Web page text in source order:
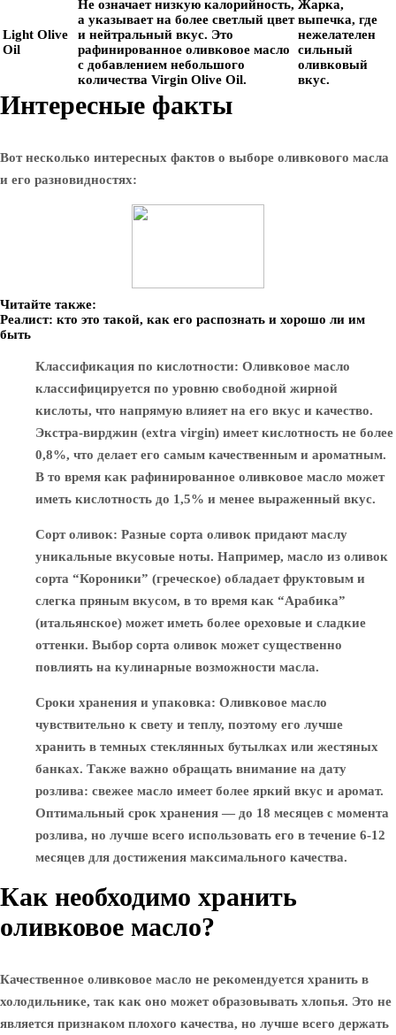
Light Olive
Oil
Не означает низкую калорийность,
а указывает на более светлый цвет
и нейтральный вкус. Это
рафинированное оливковое масло
с добавлением небольшого
количества Virgin Olive Oil.
Жарка,
выпечка, где
нежелателен
сильный
оливковый
вкус.
Интересные факты
Вот несколько интересных фактов о выборе оливкового масла
и его разновидностях:
Читайте также:
Реалист: кто это такой, как его распознать и хорошо ли им
быть
Классификация по кислотности: Оливковое масло
классифицируется по уровню свободной жирной
кислоты, что напрямую влияет на его вкус и качество.
Экстра-вирджин (extra virgin) имеет кислотность не более
0,8%, что делает его самым качественным и ароматным.
В то время как рафинированное оливковое масло может
иметь кислотность до 1,5% и менее выраженный вкус.
Сорт оливок: Разные сорта оливок придают маслу
уникальные вкусовые ноты. Например, масло из оливок
сорта “Короники” (греческое) обладает фруктовым и
слегка пряным вкусом, в то время как “Арабика”
(итальянское) может иметь более ореховые и сладкие
оттенки. Выбор сорта оливок может существенно
повлиять на кулинарные возможности масла.
Сроки хранения и упаковка: Оливковое масло
чувствительно к свету и теплу, поэтому его лучше
хранить в темных стеклянных бутылках или жестяных
банках. Также важно обращать внимание на дату
розлива: свежее масло имеет более яркий вкус и аромат.
Оптимальный срок хранения — до 18 месяцев с момента
розлива, но лучше всего использовать его в течение 6-12
месяцев для достижения максимального качества.
Как необходимо хранить
оливковое масло?
Качественное оливковое масло не рекомендуется хранить в
холодильнике, так как оно может образовывать хлопья. Это не
является признаком плохого качества, но лучше всего держать